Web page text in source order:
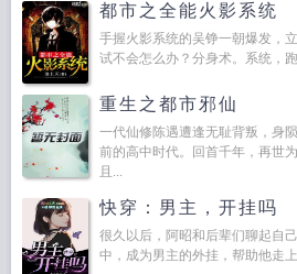
都市之全能火影系统
手握火影系统的吴铮一朝爆发，
试不会怎么办？分身术。系统，
重生之都市邪仙
一代仙修陈遇遭逢无耻背叛，身
前的高中时代。回首千年，再世
且...
快穿：男主，开挂吗
很久以后，阿昭和后辈们聊起自
中，成为男主的外挂，帮助他走